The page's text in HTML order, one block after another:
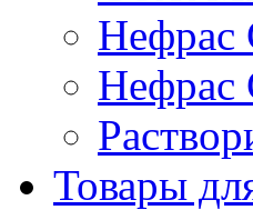
Нефрас
Нефрас
Товары